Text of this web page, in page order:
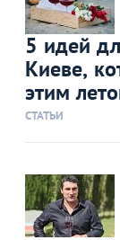
5 идей
Киеве,
этим
СТАТЬИ